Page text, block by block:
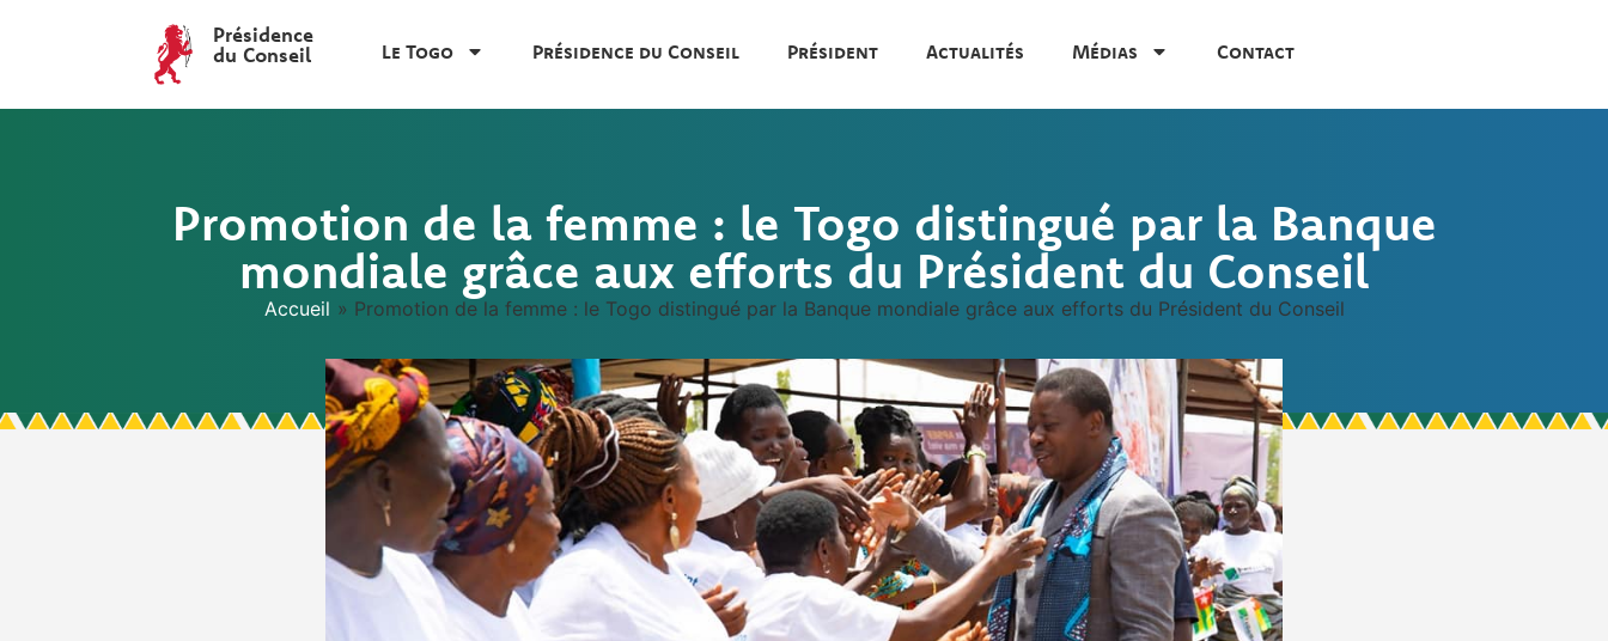
Présidence
du Conseil
Le Togo Présidence du Conseil Président Actualités Médias Contact
Promotion de la femme : le Togo distingué par la Banque
mondiale grâce aux efforts du Président du Conseil
Accueil » Promotion de la femme : le Togo distingué par la Banque mondiale grâce aux efforts du Président du Conseil